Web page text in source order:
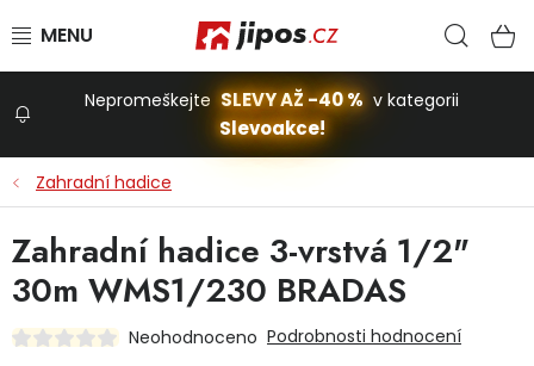
Stavba a dům
Nepromeškejte SLEVY AŽ -40 % v kategorii
Slevoakce!
Zahradní hadice
Zahradní hadice 3-vrstvá 1/2"
30m WMS1/230 BRADAS
Neohodnoceno Podrobnosti hodnocení